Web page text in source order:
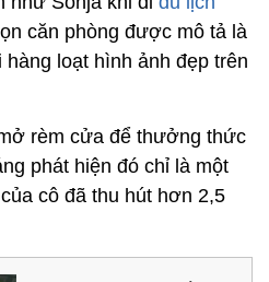
căn phòng được mô tả là
loạt hình ảnh đẹp trên
rèm cửa để thưởng thức
phát hiện đó chỉ là một
cô đã thu hút hơn 2,5